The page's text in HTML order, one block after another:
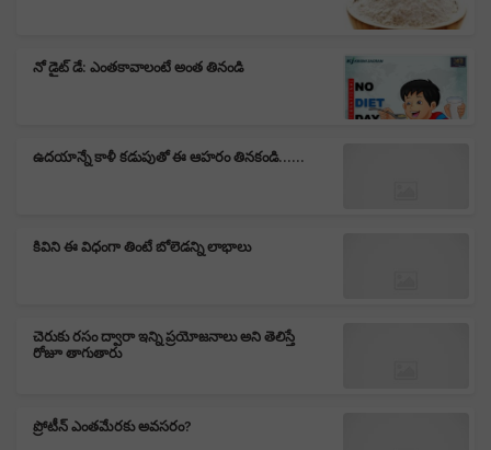
నో డైట్ డే: ఎంతకావాలంటే అంత తినండి
ఉదయాన్నే కాళీ కడుపుతో ఈ ఆహరం తినకండి......
కివిని ఈ విధంగా తింటే బోలెడన్ని లాభాలు
చెరుకు రసం ద్వారా ఇన్ని ప్రయోజనాలు అని తెలిస్తే
రోజూ తాగుతారు
ప్రోటీన్ ఎంతమేరకు అవసరం?